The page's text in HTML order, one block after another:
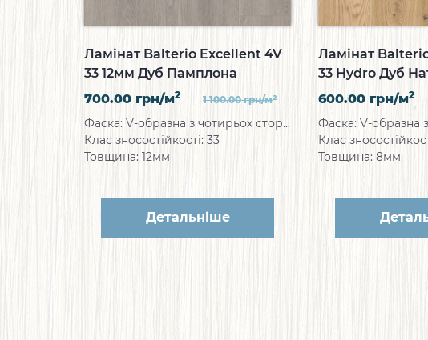
Ламінат Balterio Excellent 4V
33 12мм Дуб Памплона
700.00 грн/м2 1 100.00грн/м2
Фаска: V-образна з чотирьох сторін
Клас зносостійкості: 33
Товщина: 12мм
Детальніше
Ламінат
33 Hydro Дуб
Пантін
600.00 грн/м2
Клас
Товщина: 8мм